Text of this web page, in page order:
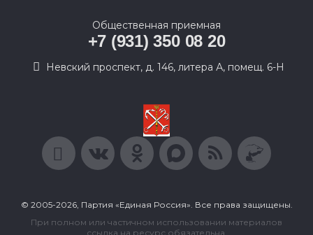
Общественная приемная
+7 (931) 350 08 20
Невский проспект, д. 146, литера А, помещ. 6-Н
© 2005-2026, Партия «Единая Россия». Все права защищены.
При полном или частичном использовании материалов
ссылка на ресурс обязательна.